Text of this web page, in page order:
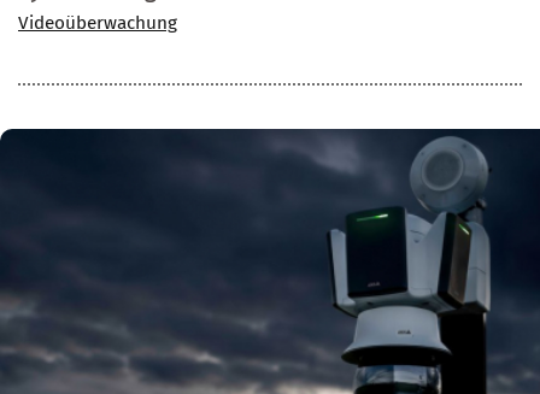
Videoüberwachung